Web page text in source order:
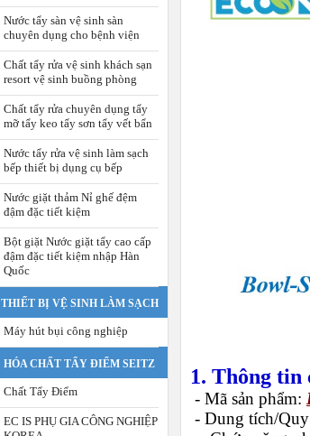
Nước tẩy sàn vệ sinh sàn
chuyên dụng cho bệnh viện
Chất tẩy rửa vệ sinh khách sạn
resort vệ sinh buồng phòng
Chất tẩy rửa chuyên dụng tẩy
mỡ tẩy keo tẩy sơn tẩy vết bẩn
Nước tẩy rửa vệ sinh làm sạch
bếp thiết bị dụng cụ bếp
Nước giặt thảm Nỉ ghế đệm
đậm đặc tiết kiệm
Bột giặt Nước giặt tẩy cao cấp
đậm đặc tiết kiệm nhập Hàn
Quốc
THIẾT BỊ VỆ SINH LÀM SẠCH
Máy hút bụi công nghiệp
HÓA CHẤT TẨY ĐIỂM SEITZ
Chất Tẩy Điểm
EC IS PHỤ GIA CÔNG NGHIỆP
1. Thông tin
- Mã sản phẩm:
- Dung tích/